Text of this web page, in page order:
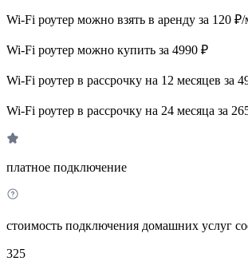
Wi-Fi роутер можно взять в аренду за 120 ₽/
Wi-Fi роутер можно купить за 4990 ₽
Wi-Fi роутер в рассрочку на 12 месяцев за
Wi-Fi роутер в рассрочку на 24 месяца за
платное подключение
стоимость подключения домашних услуг
325